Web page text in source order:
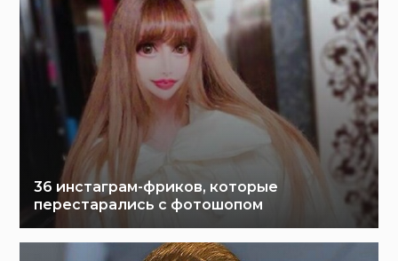
36 инстаграм-фриков, которые
перестарались с фотошопом